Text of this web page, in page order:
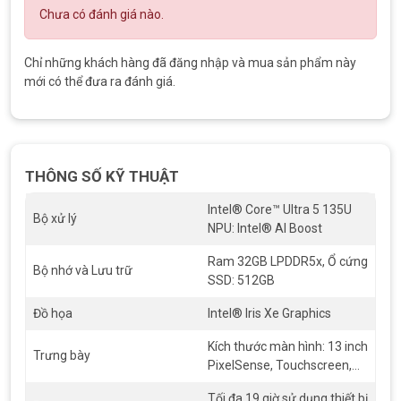
: Vỏ nhôm Anodized, bền bỉ và cao cấp.
Chân đế linh hoạt:Điều chỉnh Chân đế tích hợp lên tới 165
Windows Studio Effects cải tiến Surface Studio Camera
Surface Pro 10 nhẹ nhành, linh hoạt
Chưa có đánh giá nào.
Chỉ những khách hàng đã đăng nhập và mua sản phẩm này
mới có thể đưa ra đánh giá.
THÔNG SỐ KỸ THUẬT
Bộ xử lý
Intel® Core™ Ultra 5 135U
NPU: Intel® AI Boost
Bộ nhớ và Lưu trữ
Ram 32GB LPDDR5x, Ổ cứng
SSD: 512GB
Đồ họa Intel® Iris Xe Graphics
Trưng bày
Kích thước màn hình: 13 inch
PixelSense, Touchscreen,
Tối đa 19 giờ sử dụng thiết bị